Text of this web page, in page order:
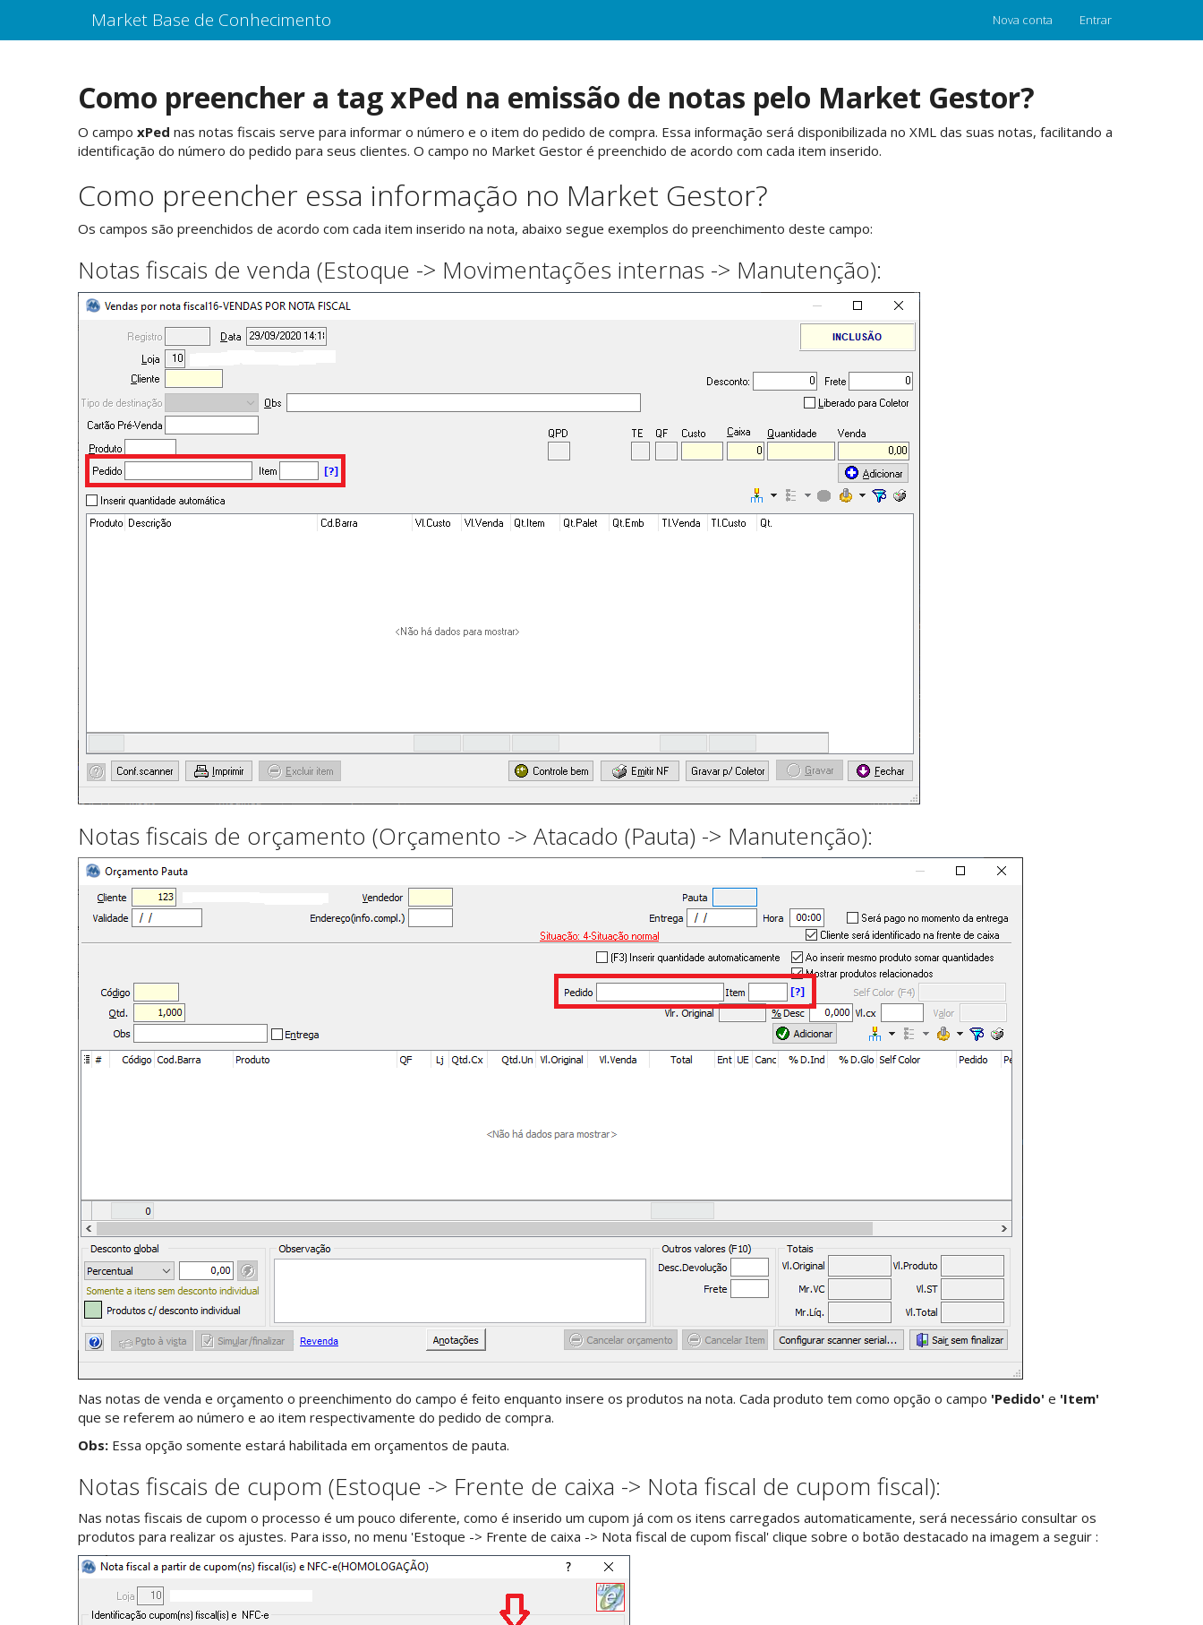
Market Base de Conhecimento Nova conta Entrar
Como preencher a tag xPed na emissão de notas pelo Market Gestor?
O campo xPed nas notas fiscais serve para informar o número e o item do pedido de compra. Essa informação será disponibilizada no XML das suas notas, facilitando a
identificação do número do pedido para seus clientes. O campo no Market Gestor é preenchido de acordo com cada item inserido.
Como preencher essa informação no Market Gestor?
Os campos são preenchidos de acordo com cada item inserido na nota, abaixo segue exemplos do preenchimento deste campo:
Notas fiscais de venda (Estoque -> Movimentações internas -> Manutenção):
Notas fiscais de orçamento (Orçamento -> Atacado (Pauta) -> Manutenção):
Nas notas de venda e orçamento o preenchimento do campo é feito enquanto insere os produtos na nota. Cada produto tem como opção o campo 'Pedido' e 'Item'
que se referem ao número e ao item respectivamente do pedido de compra.
Obs: Essa opção somente estará habilitada em orçamentos de pauta.
Notas fiscais de cupom (Estoque -> Frente de caixa -> Nota fiscal de cupom fiscal):
Nas notas fiscais de cupom o processo é um pouco diferente, como é inserido um cupom já com os itens carregados automaticamente, será necessário consultar os
produtos para realizar os ajustes. Para isso, no menu 'Estoque -> Frente de caixa -> Nota fiscal de cupom fiscal' clique sobre o botão destacado na imagem a seguir :